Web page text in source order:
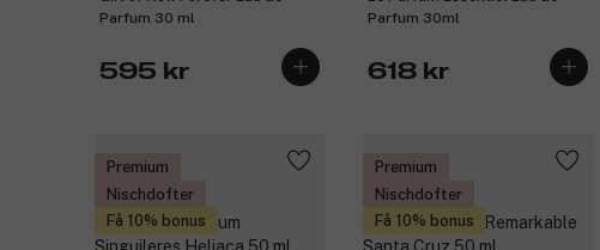
Parfum 30 ml
595 kr
Parfum 30ml
618 kr
Premium
Nischdofter
Få 10% bonus
Premium
Nischdofter
Få 10% bonus